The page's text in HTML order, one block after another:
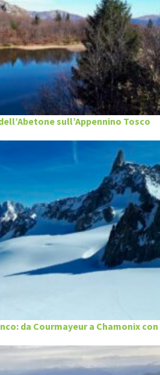
sull’Appennino Tosco
da Courmayeur a Chamonix con